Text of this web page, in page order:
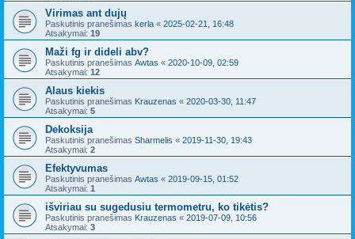
Virimas ant dujų
Paskutinis pranešimas kerla « 2025-02-21, 16:48
Atsakymai: 19
Maži fg ir dideli abv?
Paskutinis pranešimas Awtas « 2020-10-09, 02:59
Atsakymai: 12
Alaus kiekis
Paskutinis pranešimas Krauzenas « 2020-03-30, 11:47
Atsakymai: 5
Dekoksija
Paskutinis pranešimas Sharmelis « 2019-11-30, 19:43
Atsakymai: 2
Efektyvumas
Paskutinis pranešimas Awtas « 2019-09-15, 01:52
Atsakymai: 1
išviriau su sugedusiu termometru, ko tikėtis?
Paskutinis pranešimas Krauzenas « 2019-07-09, 10:56
Atsakymai: 3